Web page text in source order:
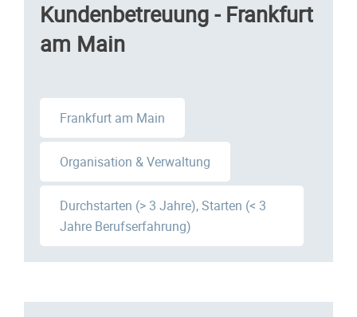
Kundenbetreuung - Frankfurt
am Main
Frankfurt am Main
Organisation & Verwaltung
Durchstarten (> 3 Jahre), Starten (< 3
Jahre Berufserfahrung)